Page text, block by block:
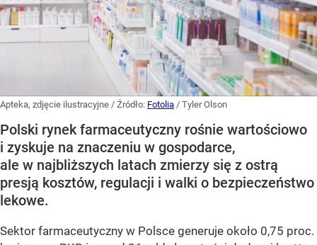
Apteka, zdjęcie ilustracyjne / Źródło: Fotolia / Tyler Olson
Polski rynek farmaceutyczny rośnie wartościowo
i zyskuje na znaczeniu w gospodarce,
ale w najbliższych latach zmierzy się z ostrą
presją kosztów, regulacji i walki o bezpieczeństwo
lekowe.
Sektor farmaceutyczny w Polsce generuje około 0,75 proc.